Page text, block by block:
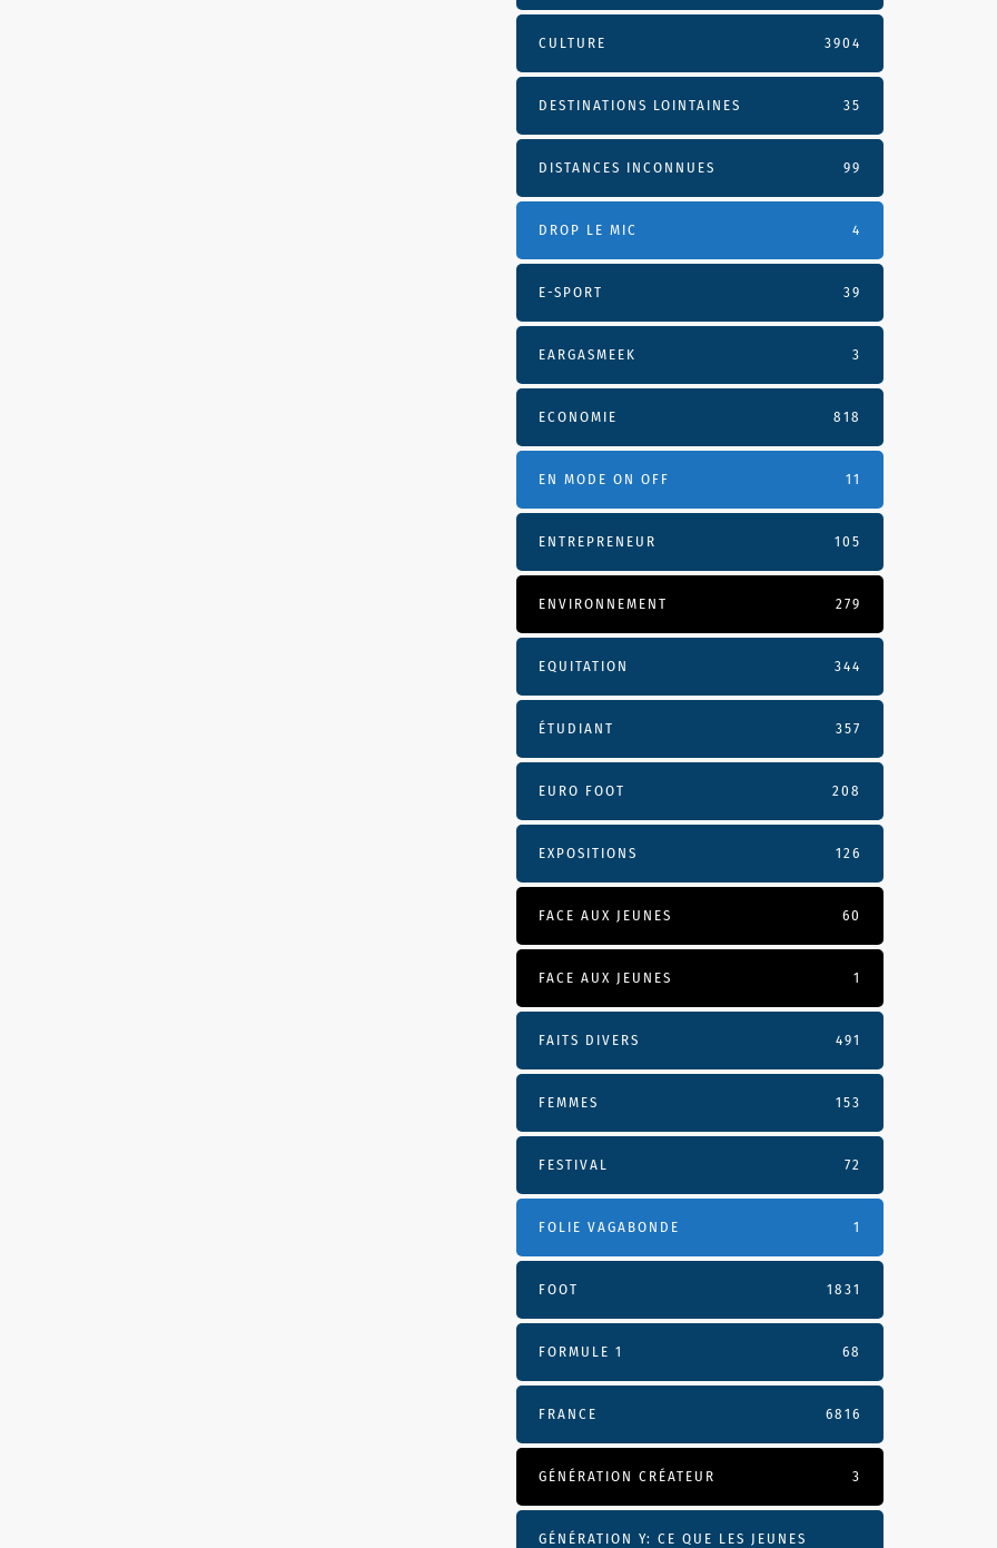
CULTURE 3904
DESTINATIONS LOINTAINES 35
DISTANCES INCONNUES 99
DROP LE MIC 4
E-SPORT 39
EARGASMEEK 3
ECONOMIE 818
EN MODE ON OFF 11
ENTREPRENEUR 105
ENVIRONNEMENT 279
EQUITATION 344
ÉTUDIANT 357
EURO FOOT 208
EXPOSITIONS 126
FACE AUX JEUNES 60
FACE AUX JEUNES 1
FAITS DIVERS 491
FEMMES 153
FESTIVAL 72
FOLIE VAGABONDE 1
FOOT 1831
FORMULE 1 68
FRANCE 6816
GÉNÉRATION CRÉATEUR 3
GÉNÉRATION Y: CE QUE LES JEUNES